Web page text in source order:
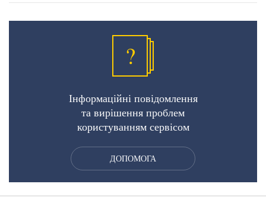
?
Інформаційні повідомлення
та вирішення проблем
користуванням сервісом
ДОПОМОГА